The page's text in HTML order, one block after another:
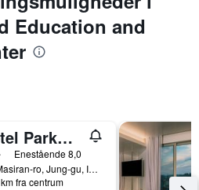
Education and
Hotel Parkwood Incheon Airport
Enestående 8,0
34, Masiran-ro, Jung-gu, Incheon, Sydkorea
fra centrum